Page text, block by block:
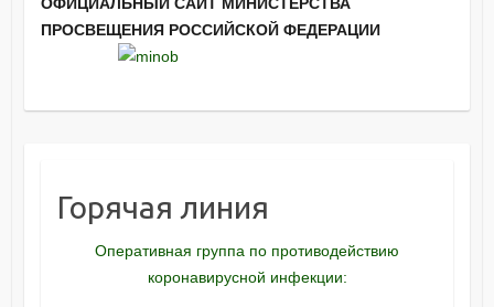
ПРОСВЕЩЕНИЯ РОССИЙСКОЙ ФЕДЕРАЦИИ
Горячая линия
Оперативная группа по противодействию
коронавирусной инфекции: